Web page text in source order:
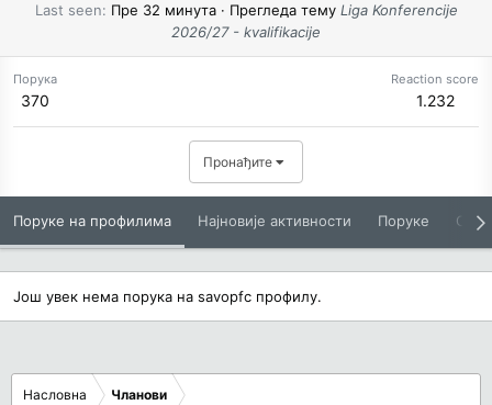
Last seen
Пре 32 минута · Прегледа тему Liga Konferencije
2026/27 - kvalifikacije
Порука
370
Reaction score
1.232
Пронађите
Поруке на профилима Најновије активности Поруке O
Још увек нема порука на savopfc профилу.
Насловна Чланови